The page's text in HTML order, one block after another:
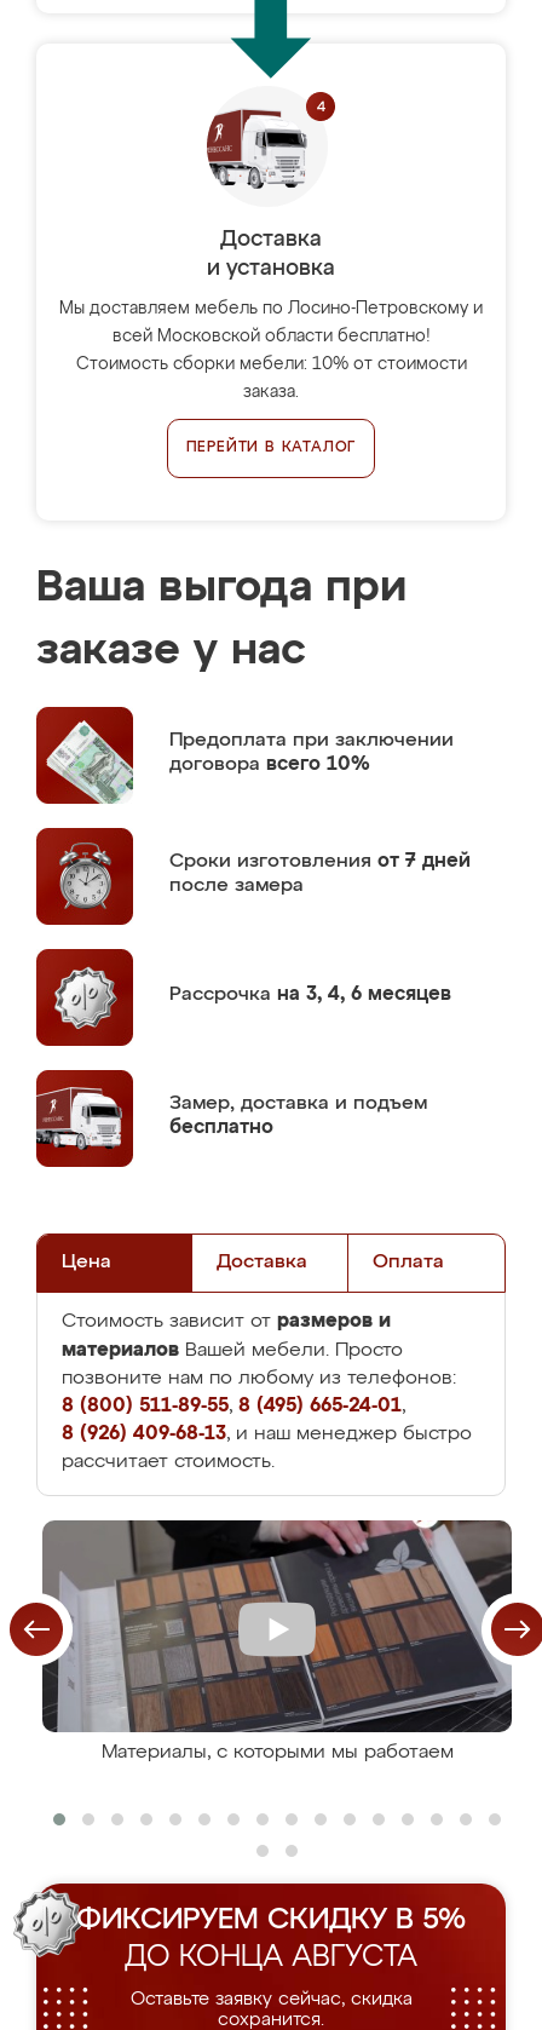
Доставка
и установка
Мы доставляем мебель по Лосино-Петровскому и
всей Московской области бесплатно!
Стоимость сборки мебели: 10% от стоимости
заказа.
ПЕРЕЙТИ В КАТАЛОГ
Ваша выгода при
заказе у нас
Предоплата при заключении
договора всего 10%
Сроки изготовления от 7 дней
после замера
Рассрочка на 3, 4, 6 месяцев
Замер, доставка и подъем
бесплатно
Цена Доставка Оплата
Стоимость зависит от размеров и
материалов Вашей мебели. Просто
позвоните нам по любому из телефонов:
8 (800) 511-89-55, 8 (495) 665-24-01,
8 (926) 409-68-13, и наш менеджер быстро
рассчитает стоимость.
Материалы, с которыми мы работаем
ФИКСИРУЕМ СКИДКУ В 5%
ДО КОНЦА АВГУСТА
Оставьте заявку сейчас, скидка
сохранится.